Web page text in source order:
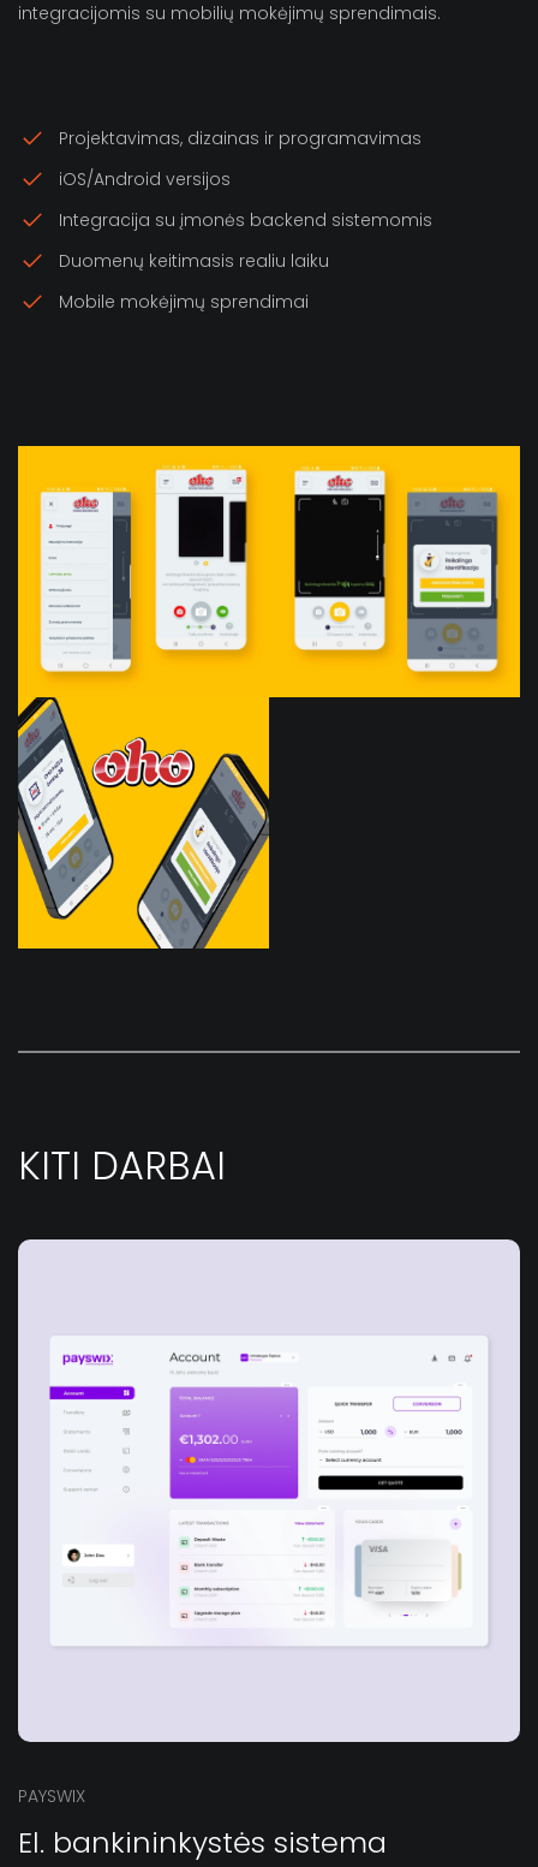
integracijomis su mobilių mokėjimų sprendimais.
Projektavimas, dizainas ir programavimas
iOS/Android versijos
Integracija su įmonės backend sistemomis
Duomenų keitimasis realiu laiku
Mobile mokėjimų sprendimai
KITI DARBAI
PAYSWIX
El. bankininkystės sistema